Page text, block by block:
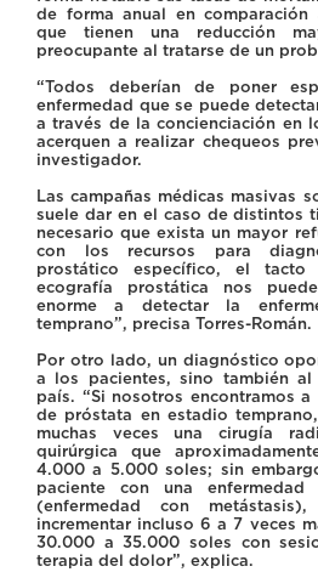
de forma anual en
que tienen una reducción
preocupante al tratarse de un
“Todos deberían de poner
enfermedad que se puede
a través de la concienciación en
acerquen a realizar chequeos
investigador.
Las campañas médicas masivas
suele dar en el caso de distintos
necesario que exista un mayor
con los recursos para
prostático específico, el
ecografía prostática nos
enorme a detectar la
temprano”, precisa Torres-Román.
Por otro lado, un diagnóstico
a los pacientes, sino también
país. “Si nosotros encontramos
de próstata en estadio
muchas veces una cirugía
quirúrgica que
4.000 a 5.000 soles; sin
paciente con una enfermedad
(enfermedad con
incrementar incluso 6 a 7 veces
30.000 a 35.000 soles con
terapia del dolor”, explica.